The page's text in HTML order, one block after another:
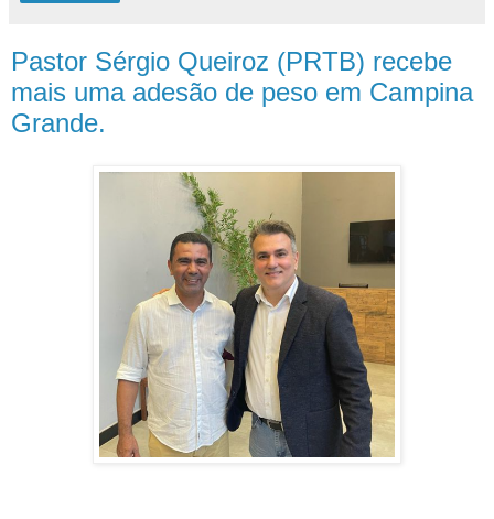
Pastor Sérgio Queiroz (PRTB) recebe
mais uma adesão de peso em Campina
Grande.